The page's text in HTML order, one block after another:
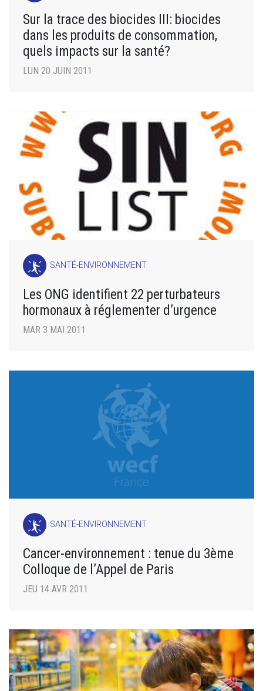
Sur la trace des biocides III: biocides
dans les produits de consommation,
quels impacts sur la santé?
LUN 20 JUIN 2011
SANTÉ-ENVIRONNEMENT
Les ONG identifient 22 perturbateurs
hormonaux à réglementer d’urgence
MAR 3 MAI 2011
SANTÉ-ENVIRONNEMENT
Cancer-environnement : tenue du 3ème
Colloque de l’Appel de Paris
JEU 14 AVR 2011